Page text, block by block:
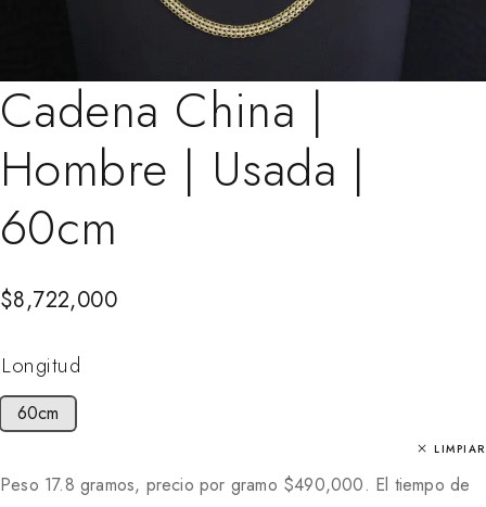
Cadena China |
Hombre | Usada |
60cm
$8,722,000
Longitud
60cm
LIMPIAR
Peso 17.8 gramos, precio por gramo $490,000. El tiempo de